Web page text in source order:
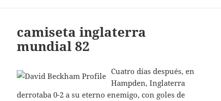
camiseta inglaterra
mundial 82
Cuatro días después, en
Hampden, Inglaterra
derrotaba 0-2 a su eterno enemigo, con goles de